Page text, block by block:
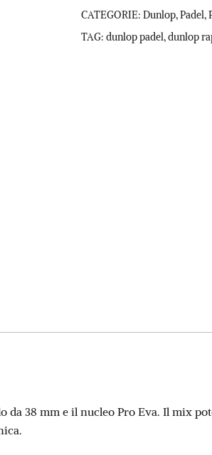
CATEGORIE: Dunlop,Padel,
TAG: dunlop padel,dunlop
38 mm e il nucleo Pro Eva. Il mix